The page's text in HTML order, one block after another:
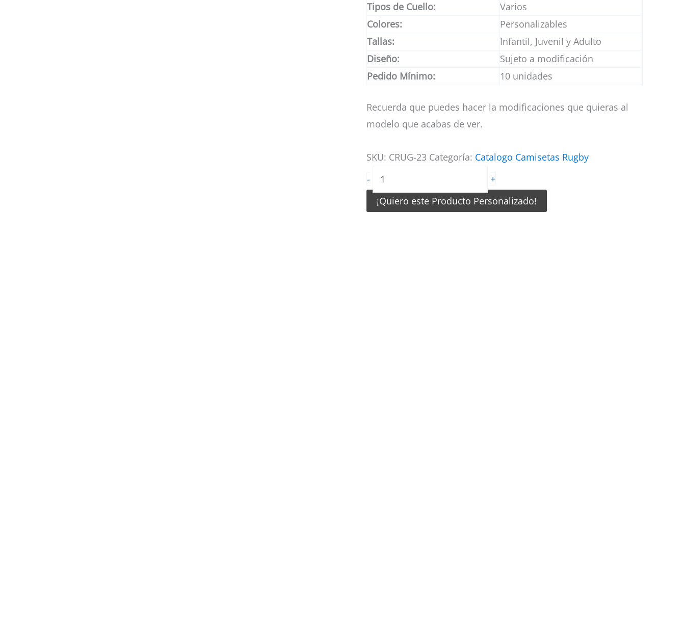
Tipos de Cuello:
Varios
Colores:
Personalizables
Tallas:
Infantil, Juvenil y Adulto
Diseño:
Sujeto a modificación
Pedido Mínimo:
10 unidades
Recuerda que puedes hacer la modificaciones que quieras al
modelo que acabas de ver.
SKU: CRUG-23 Categoría: Catalogo Camisetas Rugby
-
Camisetas
de
Rugby
+
¡Quiero este Producto Personalizado!